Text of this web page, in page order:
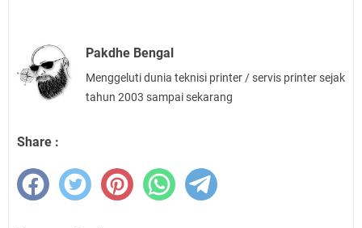
Pakdhe Bengal
Menggeluti dunia teknisi printer / servis printer sejak
tahun 2003 sampai sekarang
Share :